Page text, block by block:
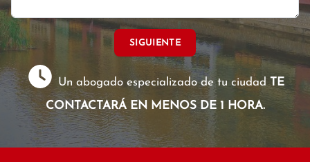
SIGUIENTE
Un abogado especializado de tu ciudad TE
CONTACTARÁ EN MENOS DE 1 HORA.